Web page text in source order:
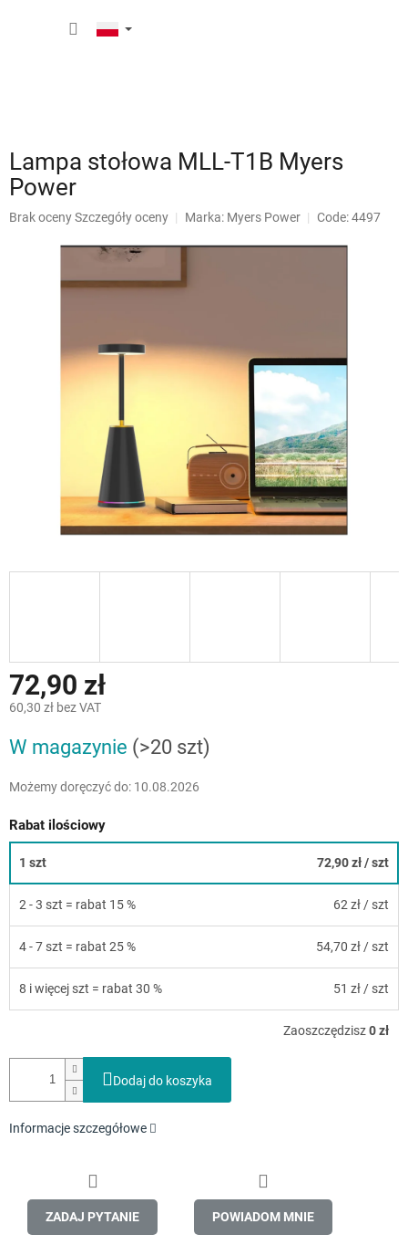
Lampa stołowa MLL-T1B Myers
Power
Średnia
produktu
Brak ocenySzczegóły oceny Marka: Myers Power Code: 4497
72,90 zł
60,30 zł bez VAT
jednostkowa:
W magazynie (>20 szt)
Możemy doręczyć do: 10.08.2026
Rabat ilościowy
1 szt 72,90 zł/ szt
2 - 3 szt = rabat 15 % 62 zł / szt
4 - 7 szt = rabat 25 % 54,70 zł / szt
8 i więcej szt = rabat 30 % 51 zł / szt
Zaoszczędzisz0 zł
Dodaj do koszyka
Informacje szczegółowe
ZADAJ PYTANIE POWIADOM MNIE